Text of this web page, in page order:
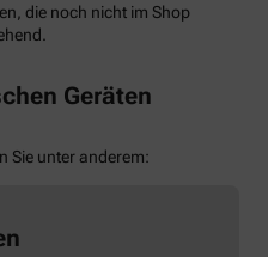
die noch nicht im Shop
Geräten
Sie unter anderem: